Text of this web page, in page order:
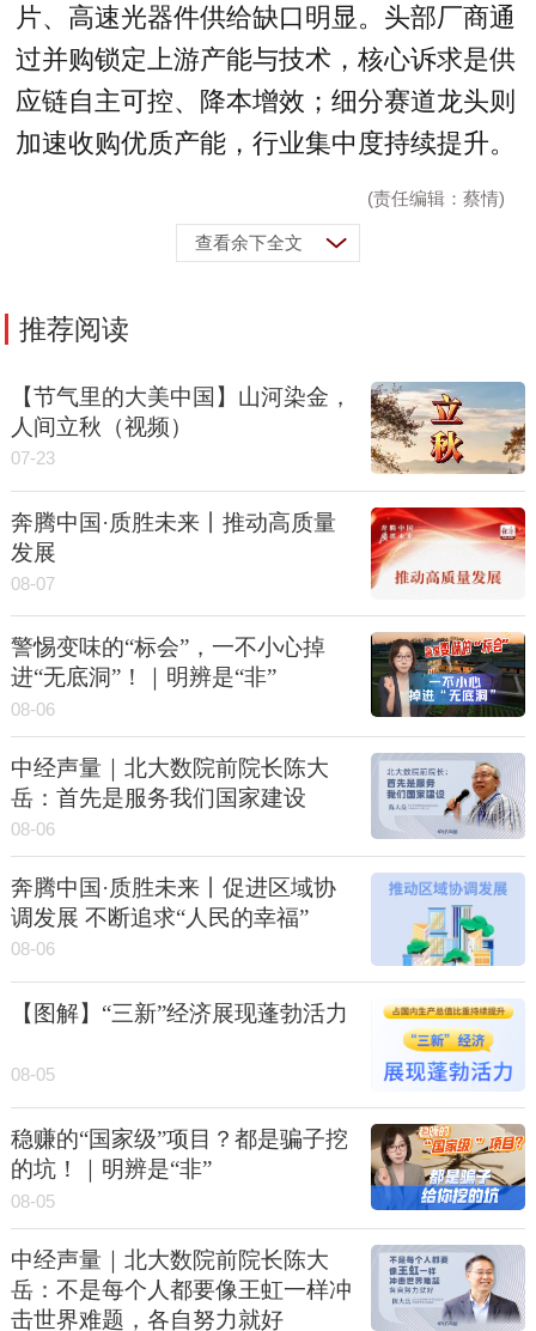
片、高速光器件供给缺口明显。头部厂商通
过并购锁定上游产能与技术，核心诉求是供
应链自主可控、降本增效；细分赛道龙头则
加速收购优质产能，行业集中度持续提升。
(责任编辑：蔡情)
查看余下全文
推荐阅读
【节气里的大美中国】山河染金，
人间立秋（视频）
07-23
奔腾中国·质胜未来丨推动高质量
发展
08-07
警惕变味的“标会”，一不小心掉
进“无底洞”！｜明辨是“非”
08-06
中经声量｜北大数院前院长陈大
岳：首先是服务我们国家建设
08-06
奔腾中国·质胜未来丨促进区域协
调发展 不断追求“人民的幸福”
08-06
【图解】“三新”经济展现蓬勃活力
08-05
稳赚的“国家级”项目？都是骗子挖
的坑！｜明辨是“非”
08-05
中经声量｜北大数院前院长陈大
岳：不是每个人都要像王虹一样冲
击世界难题，各自努力就好